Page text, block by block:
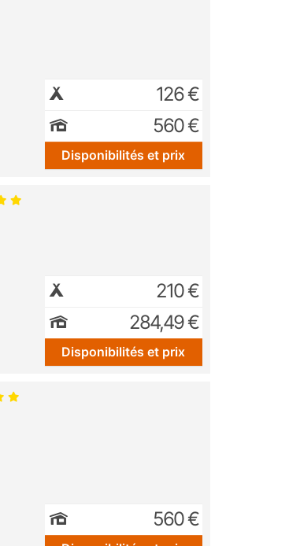
126 €
560 €
Disponibilités et prix
210 €
284,49 €
Disponibilités et prix
560 €